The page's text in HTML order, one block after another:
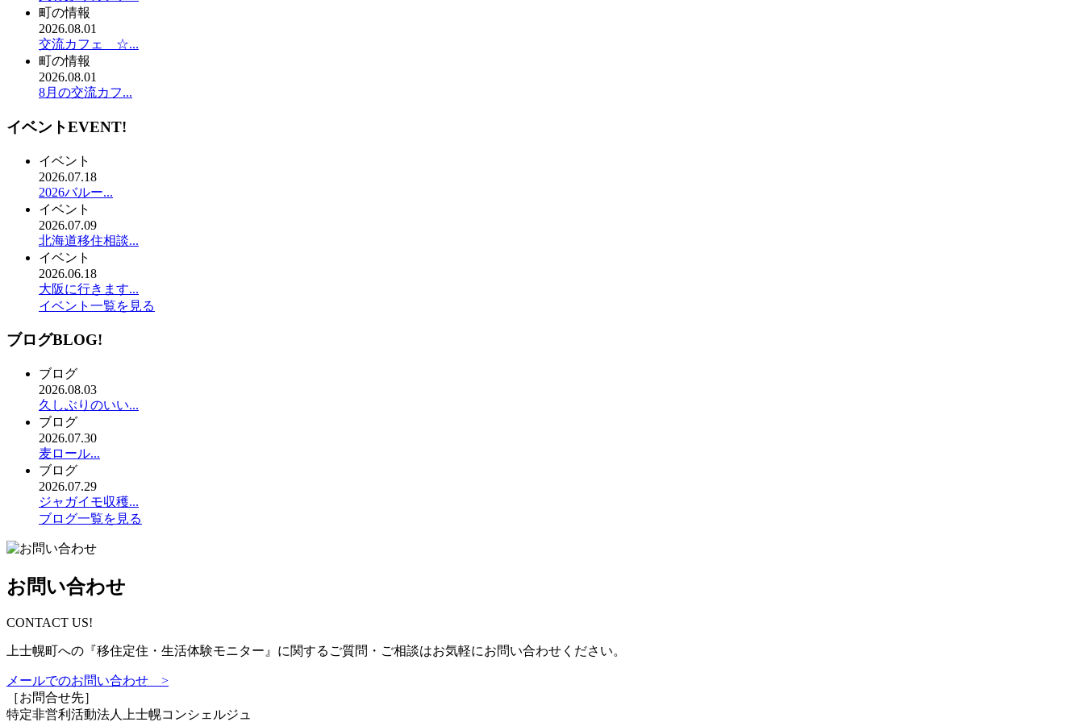
町の情報
2026.08.01
交流カフェ ☆...
町の情報
2026.08.01
8月の交流カフ...
イベントEVENT!
イベント
2026.07.18
2026バルー...
イベント
2026.07.09
北海道移住相談...
イベント
2026.06.18
大阪に行きます...
イベント一覧を見る
ブログBLOG!
ブログ
2026.08.03
久しぶりのいい...
ブログ
2026.07.30
麦ロール...
ブログ
2026.07.29
ジャガイモ収穫...
ブログ一覧を見る
お問い合わせ
CONTACT US!
上士幌町への『移住定住・生活体験モニター』に関するご質問・ご相談はお気軽にお問い合わせください。
メールでのお問い合わせ >
［お問合せ先］
特定非営利活動法人
上士幌コンシェルジュ